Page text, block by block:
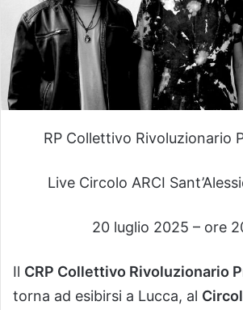
RP Collettivo Rivoluzionario
Live Circolo ARCI
20 luglio 2025 – ore
Il CRP Collettivo Rivoluzionario
torna ad esibirsi a Lucca, al